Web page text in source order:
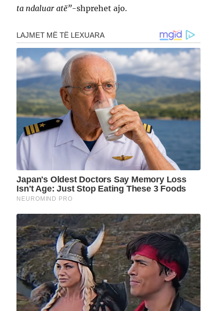
ta ndaluar atë”-shprehet ajo.